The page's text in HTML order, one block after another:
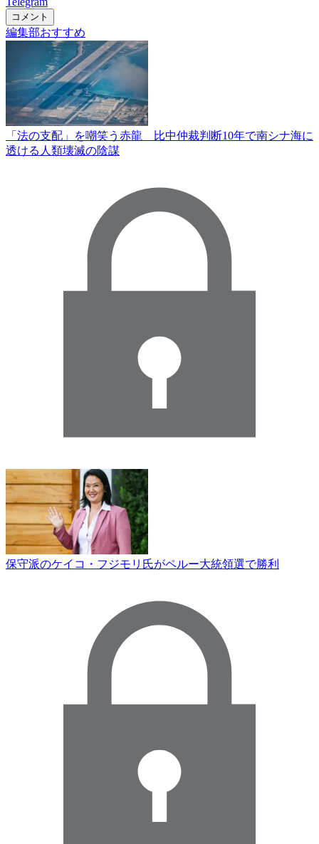
コメント
編集部おすすめ
「法の支配」を嘲笑う赤龍 比中仲裁判断10年で南シナ海に
透ける人類壊滅の陰謀
保守派のケイコ・フジモリ氏がペルー大統領選で勝利